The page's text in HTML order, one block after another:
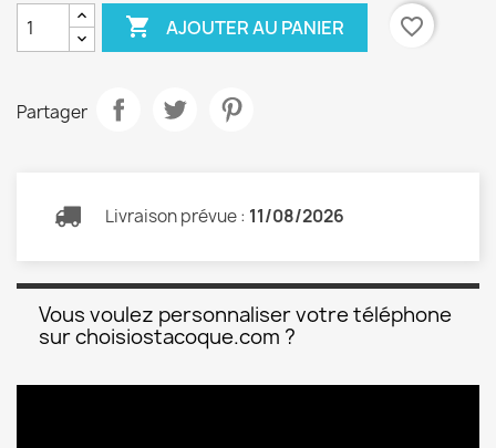
 AJOUTER AU PANIER favorite_border
Partager
Livraison prévue : 11/08/2026
Vous voulez personnaliser votre téléphone
sur choisiostacoque.com ?